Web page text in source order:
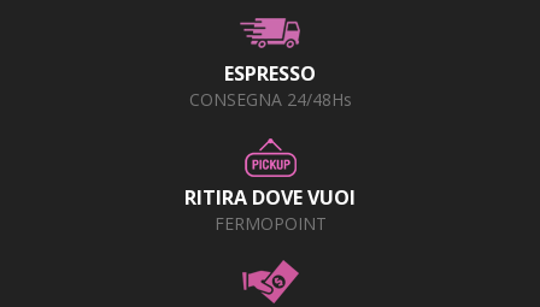
ESPRESSO
CONSEGNA 24/48Hs
RITIRA DOVE VUOI
FERMOPOINT